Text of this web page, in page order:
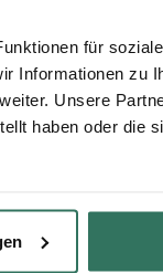
für
Informationen zu
Unsere
haben oder die
wir
jeweiligen